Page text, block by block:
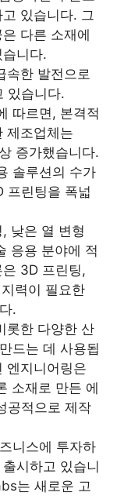
있습니다. 그
다른 소재에
니다.
속한 발전으로
있습니다.
따르면, 본격적
제조업체는
증가했습니다.
솔루션의 수가
프린팅을 폭넓
낮은 열 변형
응용 분야에 적
3D 프린팅,
력이 필요한
.
롯한 다양한 산
드는 데 사용됩
엔지니어링은
소재로 만든 에
공적으로 제작
니스에 투자하
시하고 있습니
는 새로운 고